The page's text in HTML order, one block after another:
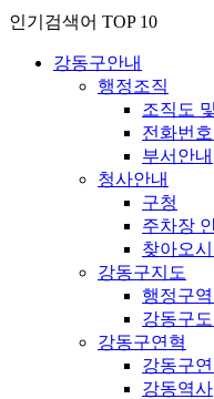
인기검색어 TOP 10
강동구안내
행정조직
조직도
전화번
부서안내
청사안내
구청
주차장
찾아오
강동구지도
행정구
강동구
강동구연혁
강동구
강동역사